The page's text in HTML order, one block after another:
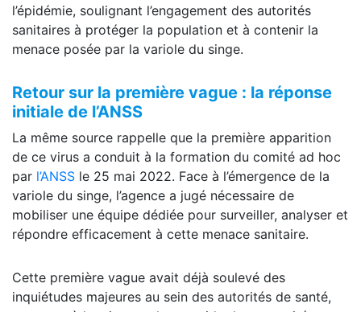
l’épidémie, soulignant l’engagement des autorités
sanitaires à protéger la population et à contenir la
menace posée par la variole du singe.
Retour sur la première vague : la réponse
initiale de l’ANSS
La même source rappelle que la première apparition
de ce virus a conduit à la formation du comité ad hoc
par l’ANSS le 25 mai 2022. Face à l’émergence de la
variole du singe, l’agence a jugé nécessaire de
mobiliser une équipe dédiée pour surveiller, analyser et
répondre efficacement à cette menace sanitaire.
Cette première vague avait déjà soulevé des
inquiétudes majeures au sein des autorités de santé,